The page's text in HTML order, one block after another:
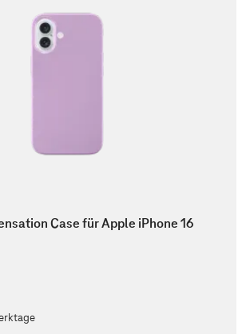
Case für Apple iPhone 16